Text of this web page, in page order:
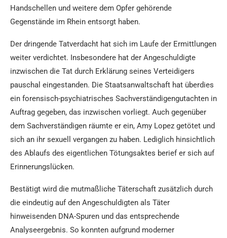
Handschellen und weitere dem Opfer gehörende
Gegenstände im Rhein entsorgt haben.
Der dringende Tatverdacht hat sich im Laufe der Ermittlungen
weiter verdichtet. Insbesondere hat der Angeschuldigte
inzwischen die Tat durch Erklärung seines Verteidigers
pauschal eingestanden. Die Staatsanwaltschaft hat überdies
ein forensisch-psychiatrisches Sachverständigengutachten in
Auftrag gegeben, das inzwischen vorliegt. Auch gegenüber
dem Sachverständigen räumte er ein, Amy Lopez getötet und
sich an ihr sexuell vergangen zu haben. Lediglich hinsichtlich
des Ablaufs des eigentlichen Tötungsaktes berief er sich auf
Erinnerungslücken.
Bestätigt wird die mutmaßliche Täterschaft zusätzlich durch
die eindeutig auf den Angeschuldigten als Täter
hinweisenden DNA-Spuren und das entsprechende
Analyseergebnis. So konnten aufgrund moderner